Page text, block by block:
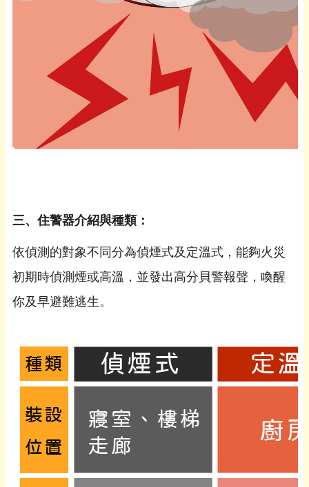
三、住警器介紹與種類：
依偵測的對象不同分為偵煙式及定溫式，能夠火災
初期時偵測煙或高溫，並發出高分貝警報聲，喚醒
你及早避難逃生。